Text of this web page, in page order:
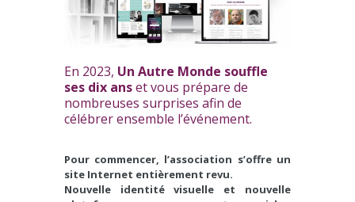
En 2023, Un Autre Monde souffle
ses dix anset vous prépare de
nombreuses surprises afin de
célébrer ensemble l’événement.
Pour commencer, l’association s’offre un
site Internet entièrement revu.
Nouvelle identité visuelle et nouvelle